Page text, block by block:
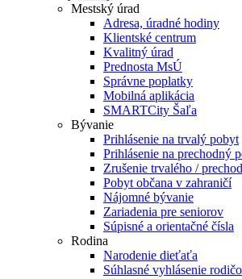
Mestský úrad
Adresa, úradné hodiny
Klientské centrum
Kvalitný úrad
Prednosta MsÚ
Správne poplatky
Mobilná aplikácia
SMARTCity Šaľa
Bývanie
Prihlásenie na trvalý pobyt
Prihlásenie na prechodný
Zrušenie trvalého /
Pobyt občana v zahraničí
Nájomné bývanie
Zariadenia pre seniorov
Súpisné a orientačné čísla
Rodina
Narodenie dieťaťa
Súhlasné vyhlásenie